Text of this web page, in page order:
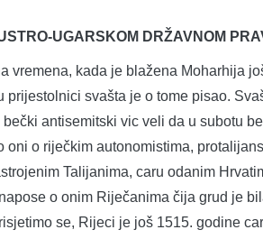
UGARSKOM DRŽAVNOM
vremena, kada je blažena Moharhija
prijestolnici svašta je o tome pisao.
bečki antisemitski vic veli da u subotu
oni o riječkim autonomistima,
Talijanima, caru odanim
o onim Riječanima čija grud je
se, Rijeci je još 1515. godine